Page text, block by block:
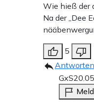
Wie hieß der
Na der „Dee
5
Antworten
GxS